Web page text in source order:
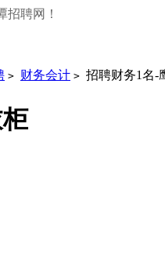
招聘网！
> 财务会计 > 招聘财务1名-